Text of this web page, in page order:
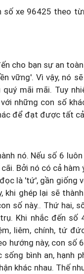
số xe 96425 theo
cho bạn sự an
vững'. Vì vậy, nó
mãi mãi. Tuy
những con số
để đạt được tất
nó. Nếu số 6
Bởi nó có cả
là 'tứ', gần giống
ghép lại sẽ
số này.. Thứ hai,
Khi nhắc đến số
liêm, chính, tứ
hướng này, con số
bình an, hạnh
khác nhau. Thế